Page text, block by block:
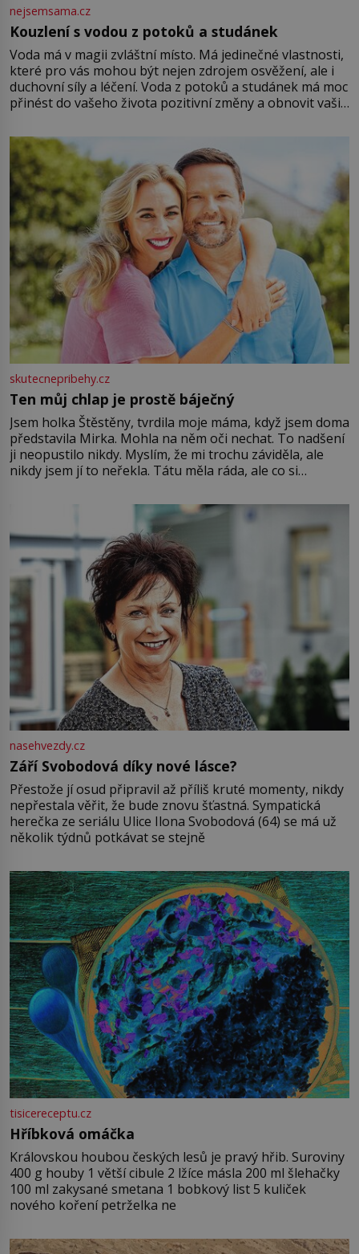
nejsemsama.cz
Kouzlení s vodou z potoků a studánek
Voda má v magii zvláštní místo. Má jedinečné vlastnosti,
které pro vás mohou být nejen zdrojem osvěžení, ale i
duchovní síly a léčení. Voda z potoků a studánek má moc
přinést do vašeho života pozitivní změny a obnovit vaši
můžete obohatit své rituály a přinést do svého života
větší harmonii a klid. Je důležité
skutecnepribehy.cz
Ten můj chlap je prostě báječný
Jsem holka Štěstěny, tvrdila moje máma, když jsem doma
představila Mirka. Mohla na něm oči nechat. To nadšení
ji neopustilo nikdy. Myslím, že mi trochu záviděla, ale
nikdy jsem jí to neřekla. Tátu měla ráda, ale co si
Jsme spolu moc rádi Tehdy byla jiná doba, když
nasehvezdy.cz
Září Svobodová díky nové lásce?
Přestože jí osud připravil až příliš kruté momenty, nikdy
nepřestala věřit, že bude znovu šťastná. Sympatická
herečka ze seriálu Ulice Ilona Svobodová (64) se má už
několik týdnů potkávat se stejně
tisicereceptu.cz
Hříbková omáčka
Královskou houbou českých lesů je pravý hřib. Suroviny
400 g houby 1 větší cibule 2 lžíce másla 200 ml šlehačky
100 ml zakysané smetana 1 bobkový list 5 kuliček
nového koření petrželka ne